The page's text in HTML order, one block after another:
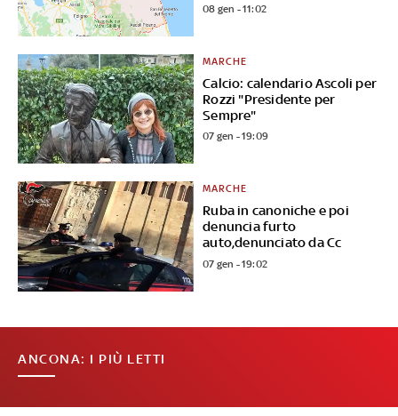
08 gen - 11:02
Calcio: calendario Ascoli per
Rozzi "Presidente per
Sempre"
MARCHE
07 gen - 19:09
Ruba in canoniche e poi
denuncia furto
auto,denunciato da Cc
MARCHE
07 gen - 19:02
ANCONA: I PIÙ LETTI